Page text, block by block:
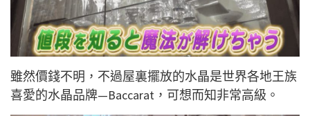
雖然價錢不明，不過屋裏擺放的水晶是世界各地王族
喜愛的水晶品牌—Baccarat，可想而知非常高級。